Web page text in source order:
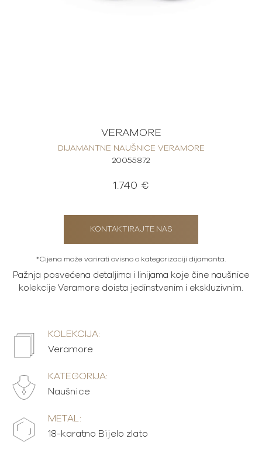
VERAMORE
DIJAMANTNE NAUŠNICE VERAMORE
20055872
1.740 €
KONTAKTIRAJTE NAS
*Cijena može varirati ovisno o kategorizaciji dijamanta.
Pažnja posvećena detaljima i linijama koje čine naušnice
kolekcije Veramore doista jedinstvenim i ekskluzivnim.
KOLEKCIJA:
Veramore
KATEGORIJA:
Naušnice
METAL:
18-karatno Bijelo zlato